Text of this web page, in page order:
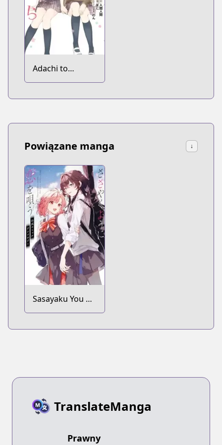
Adachi to
Shimamura
Powiązane manga ↓
Sasayaku You ni
Koi wo Utau:
TranslateManga
Prawny